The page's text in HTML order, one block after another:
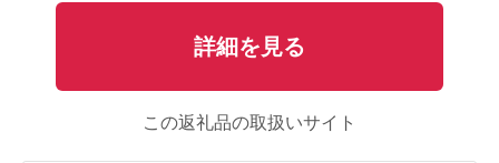
詳細を見る
この返礼品の取扱いサイト